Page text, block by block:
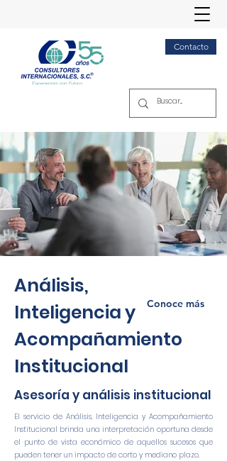
Contacto
Análisis,
Inteligencia y
Acompañamiento
Institucional
Conoce más
Asesoría y análisis institucional
El servicio de Análisis, Inteligencia y Acompañamiento
Institucional brinda una interpretación oportuna desde
el punto de vista económico de aquellos sucesos que
pueden tener un impacto de corto y mediano plazo.